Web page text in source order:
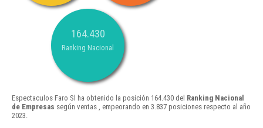
164.430
Ranking Nacional
Espectaculos Faro Sl ha obtenido la posición 164.430 del Ranking Nacional
de Empresas según ventas , empeorando en 3.837 posiciones respecto al año
2023.